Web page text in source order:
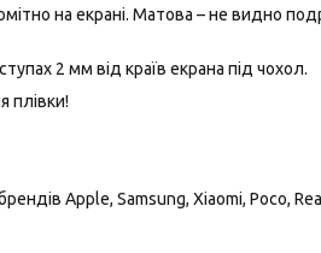
на екрані. Матова – не видно
2 мм від країв екрана під чохол.
плівки!
Apple, Samsung, Xiaomi, Poco,